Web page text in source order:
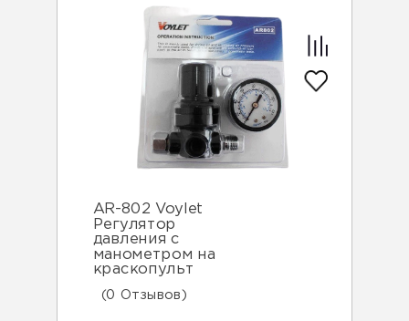
AR-802 Voylet
Регулятор
давления с
манометром на
краскопульт
(0 Отзывов)